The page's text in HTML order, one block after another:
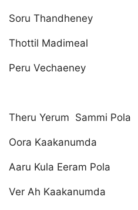
Soru Thandheney
Thottil Madimeal
Peru Vechaeney
Theru Yerum Sammi Pola
Oora Kaakanumda
Aaru Kula Eeram Pola
Ver Ah Kaakanumda